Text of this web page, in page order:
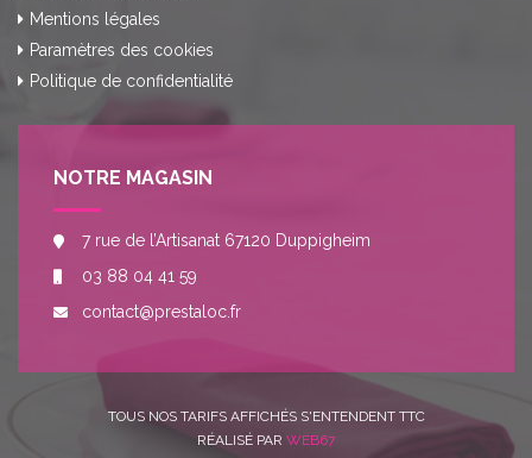
Mentions légales
Paramètres des cookies
Politique de confidentialité
NOTRE MAGASIN
7 rue de l’Artisanat 67120 Duppigheim
03 88 04 41 59
contact@prestaloc.fr
TOUS NOS TARIFS AFFICHÉS S'ENTENDENT TTC
RÉALISÉ PAR WEB67